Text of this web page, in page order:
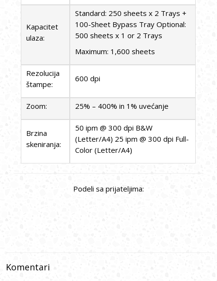
Kapacitet
ulaza:
Standard: 250 sheets x 2 Trays +
100-Sheet Bypass Tray Optional:
500 sheets x 1 or 2 Trays
Maximum: 1,600 sheets
Rezolucija
štampe:
600 dpi
Zoom: 25% – 400% in 1% uvećanje
Brzina
skeniranja:
50 ipm @ 300 dpi B&W
(Letter/A4) 25 ipm @ 300 dpi Full-
Color (Letter/A4)
Podeli sa prijateljima:
Komentari